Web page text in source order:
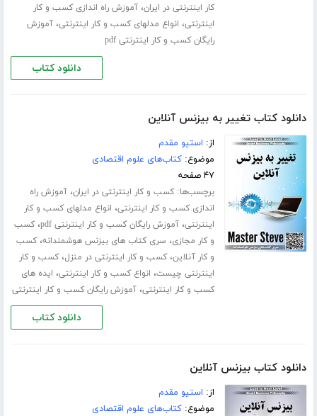
کار اینترنتی در ایران،آموزش راه اندازی کسب و کار
اینترنتی، انواع مدلهای کسب و کار اینترنتی،آموزش
رایگان کسب و کار اینترنتی pdf
دانلود کتاب
دانلود کتاب تغییر به بیزنس آنلاین
از: استیو مقدم
موضوع:کتاب‌های علوم اقتصادی
۴۷ صفحه
برچسب‌ها:کسب و کار اینترنتی در ایران،آموزش راه
اندازی کسب و کار اینترنتی، انواع مدلهای کسب و کار
اینترنتی،آموزش رایگان کسب و کار اینترنتی pdf ،کسب
و کار مجازی، سری کتاب های بیزنس هوشمندانه،کسب
و کار آنلاین،کسب و کار اینترنتی در منزل،کسب و کار
اینترنتی چیست، انواع کسب و کار اینترنتی، ایده های
کسب و کار اینترنتی،آموزش رایگان کسب و کار اینترنتی
دانلود کتاب
دانلود کتاب بیزنس آنلاین
از: استیو مقدم
موضوع:کتاب‌های علوم اقتصادی